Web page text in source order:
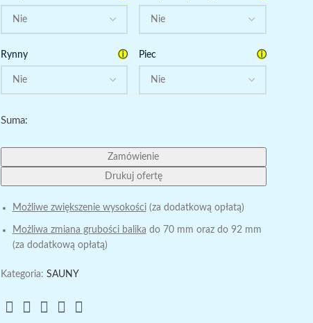
Rynny ⓘ Piec ⓘ
Suma:
Zamówienie
Drukuj ofertę
Możliwe zwiększenie wysokości(za dodatkową opłatą)
Możliwa zmiana grubości balika do 70 mm oraz do 92 mm
(za dodatkową opłatą)
Kategoria: SAUNY